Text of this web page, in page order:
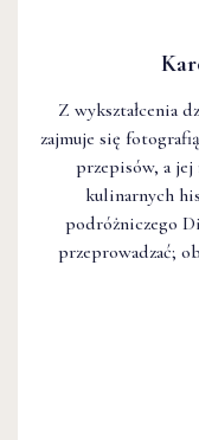
Z wykształcenia
zajmuje się
przepisów, a jej
kulinarnych
podróżniczego
przeprowadzać;